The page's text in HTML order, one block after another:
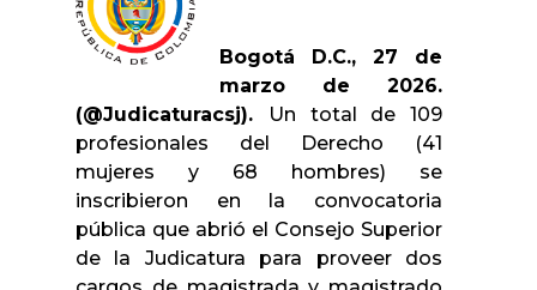
Bogotá D.C., 27 de
marzo de 2026.
(@Judicaturacsj).
Un total de 109
profesionales del Derecho (41
mujeres y 68 hombres) se
inscribieron en la convocatoria
pública que abrió el Consejo Superior
de la Judicatura para proveer dos